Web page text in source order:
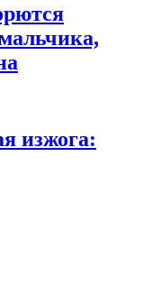
изжога: